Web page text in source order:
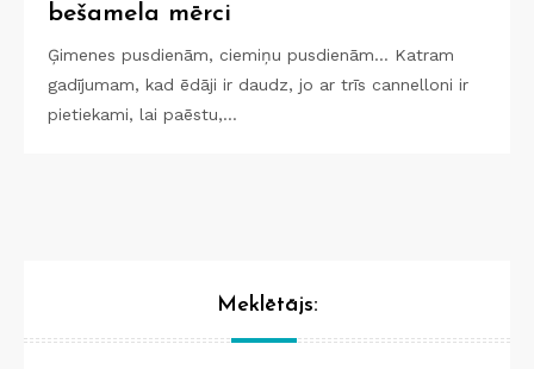
bešamela mērci
Ģimenes pusdienām, ciemiņu pusdienām… Katram
gadījumam, kad ēdāji ir daudz, jo ar trīs cannelloni ir
pietiekami, lai paēstu,…
Meklētājs: